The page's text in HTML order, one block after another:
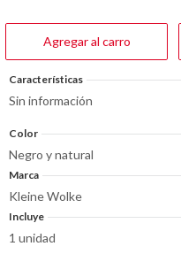
Agregar al carro
Características
Sin información
Color
Negro y natural
Marca
Kleine Wolke
Incluye
1 unidad